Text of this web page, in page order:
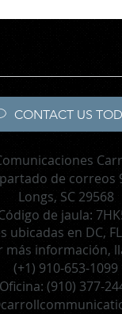
CONTACT US
de correos
Longs, SC 29568
de jaula:
ubicadas en DC,
más información,
(+1) 910-653-1099
Oficina: (910) 377-